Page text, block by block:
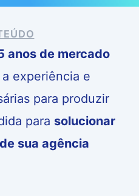
anos de mercado
experiência e
para produzir
para solucionar
sua agência